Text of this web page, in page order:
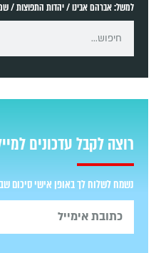
למשל: אברהם אבינו / יהדות התפוצות /
רוצה לקבל עדכונים
נשמח לשלוח לך באופן אישי סיכום